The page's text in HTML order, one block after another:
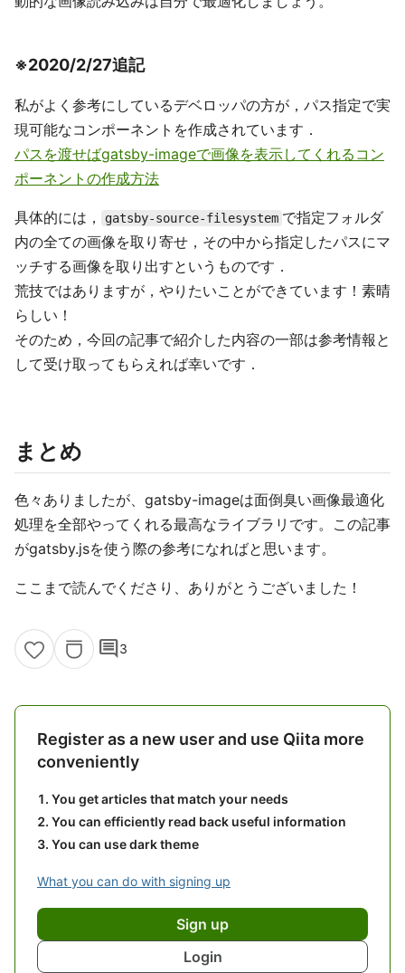
※2020/2/27追記
私がよく参考にしているデベロッパの方が，パス指定で実
現可能なコンポーネントを作成されています．
パスを渡せばgatsby-imageで画像を表示してくれるコン
ポーネントの作成方法
具体的には， gatsby-source-filesystem で指定フォルダ
内の全ての画像を取り寄せ，その中から指定したパスにマ
ッチする画像を取り出すというものです．
荒技ではありますが，やりたいことができています！素晴
らしい！
そのため，今回の記事で紹介した内容の一部は参考情報と
して受け取ってもらえれば幸いです．
まとめ
色々ありましたが、gatsby-imageは面倒臭い画像最適化
処理を全部やってくれる最高なライブラリです。この記事
がgatsby.jsを使う際の参考になればと思います。
ここまで読んでくださり、ありがとうございました！
comment3
Register as a new user and use Qiita more
conveniently
You get articles that match your needs
You can efficiently read back useful information
You can use dark theme
What you can do with signing up
Sign up
Login